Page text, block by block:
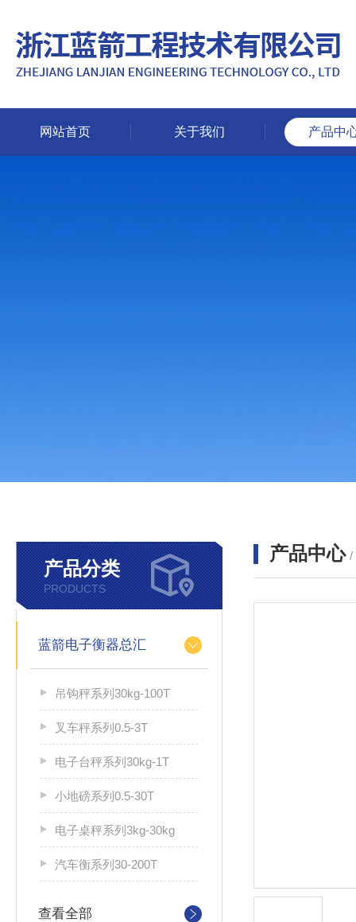
网站首页 关于我们 产品中
产品分类
PRODUCTS
蓝箭电子衡器总汇
吊钩秤系列30kg-100T
叉车秤系列0.5-3T
电子台秤系列30kg-1T
小地磅系列0.5-30T
电子桌秤系列3kg-30kg
汽车衡系列30-200T
查看全部
产品中心 /